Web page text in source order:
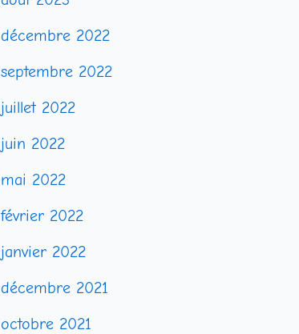
décembre 2022
septembre 2022
juillet 2022
juin 2022
mai 2022
février 2022
janvier 2022
décembre 2021
octobre 2021